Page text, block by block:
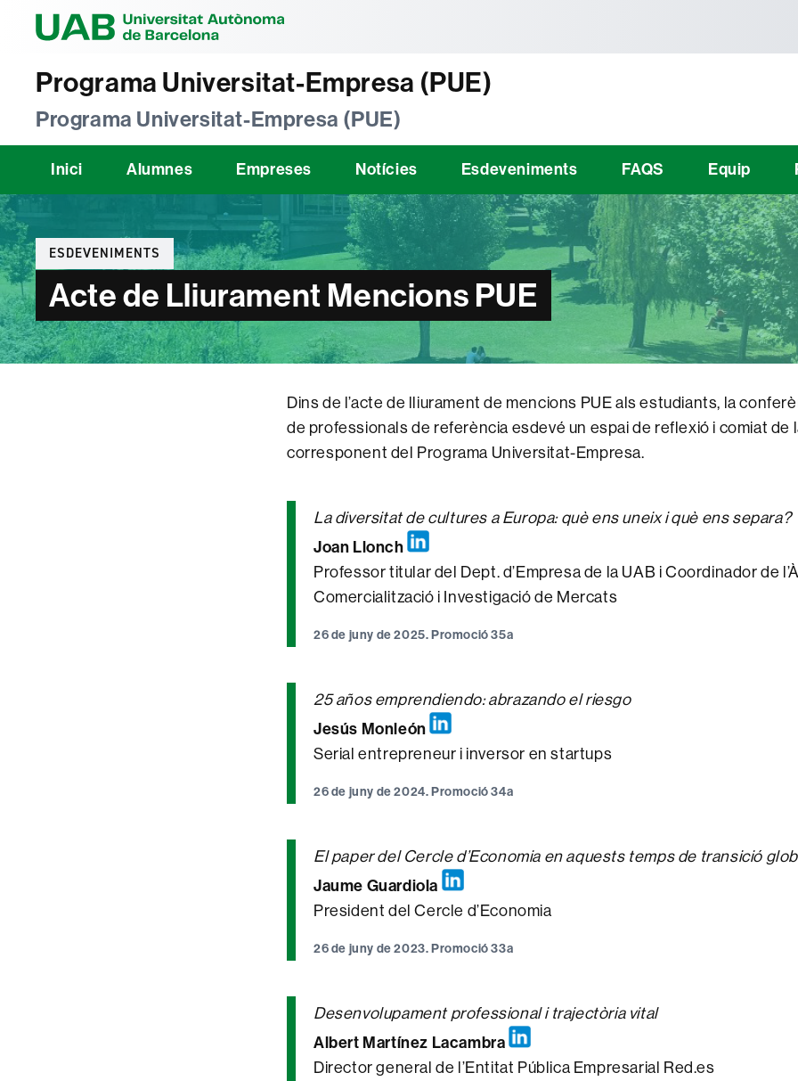
Programa Universitat-Empresa (PUE)
Programa Universitat-Empresa (PUE)
Inici Alumnes Empreses Notícies Esdeveniments FAQS Equip
Categories
ESDEVENIMENTS
Acte de Lliurament Mencions PUE
Dins de l’acte de lliurament de mencions PUE als estudiants, la
de professionals de referència esdevé un espai de reflexió i comiat de
corresponent del Programa Universitat-Empresa.
La diversitat de cultures a Europa: què ens uneix i què ens separa?
Joan Llonch
Professor titular del Dept. d’Empresa de la UAB i Coordinador de
Comercialització i Investigació de Mercats
26 de juny de 2025. Promoció 35a
25 años emprendiendo: abrazando el riesgo
Jesús Monleón
Serial entrepreneur i inversor en startups
26 de juny de 2024. Promoció 34a
El paper del Cercle d’Economia en aquests temps de transició
Jaume Guardiola
President del Cercle d’Economia
26 de juny de 2023. Promoció 33a
Desenvolupament professional i trajectòria vital
Albert Martínez Lacambra
Director general de l’Entitat Pública Empresarial Red.es